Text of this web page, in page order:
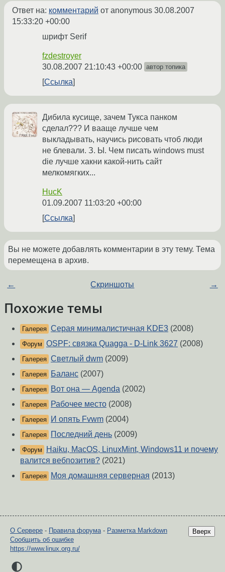
Ответ на: комментарий от anonymous 30.08.2007
15:33:20 +00:00
шрифт Serif
fzdestroyer
30.08.2007 21:10:43 +00:00 автор топика
Ссылка
Дибила кусище, зачем Тукса панком
сделал??? И вааще лучше чем
выкладывать, научись рисовать чтоб люди
не блевали. З. Ы. Чем писать windows must
die лучше хакни какой-нить сайт
мелкомягких...
HucK
01.09.2007 11:03:20 +00:00
Ссылка
Вы не можете добавлять комментарии в эту тему. Тема
перемещена в архив.
← Скриншоты →
Похожие темы
Галерея Серая минималистичная KDE3 (2008)
Форум OSPF: связка Quagga - D-Link 3627 (2008)
Галерея Cветлый dwm (2009)
Галерея Баланс (2007)
Галерея Вот она — Agenda (2002)
Галерея Рабочее место (2008)
Галерея И опять Fvwm (2004)
Галерея Последний день (2009)
Форум
Haiku, MacOS, LinuxMint, Windows11 и почему
валится вебпозитив? (2021)
Галерея Моя домашняя серверная (2013)
Вверх
О Сервере - Правила форума - Разметка Markdown
Сообщить об ошибке
https://www.linux.org.ru/